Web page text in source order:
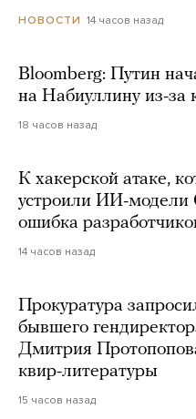
НОВОСТИ 14 часов назад
Bloomberg: Путин
на Набиуллину из-за
18 часов назад
К хакерской атаке,
устроили ИИ-модели
ошибка
14 часов назад
Прокуратура
бывшего
Дмитрия
квир-литературы
15 часов назад